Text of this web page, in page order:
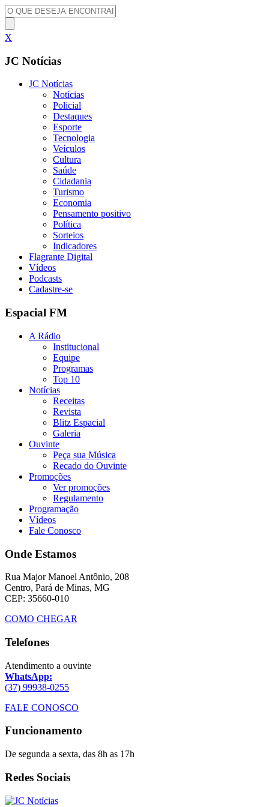
X
JC Notícias
JC Notícias
Notícias
Policial
Destaques
Esporte
Tecnologia
Veículos
Cultura
Saúde
Cidadania
Turismo
Economia
Pensamento positivo
Política
Sorteios
Indicadores
Flagrante Digital
Vídeos
Podcasts
Cadastre-se
Espacial FM
A Rádio
Institucional
Equipe
Programas
Top 10
Notícias
Receitas
Revista
Blitz Espacial
Galeria
Ouvinte
Peça sua Música
Recado do Ouvinte
Promoções
Ver promoções
Regulamento
Programação
Vídeos
Fale Conosco
Onde Estamos
Rua Major Manoel Antônio, 208
Centro, Pará de Minas, MG
CEP: 35660-010
COMO CHEGAR
Telefones
Atendimento a ouvinte
WhatsApp:
(37) 99938-0255
FALE CONOSCO
Funcionamento
De segunda a sexta, das 8h as 17h
Redes Sociais